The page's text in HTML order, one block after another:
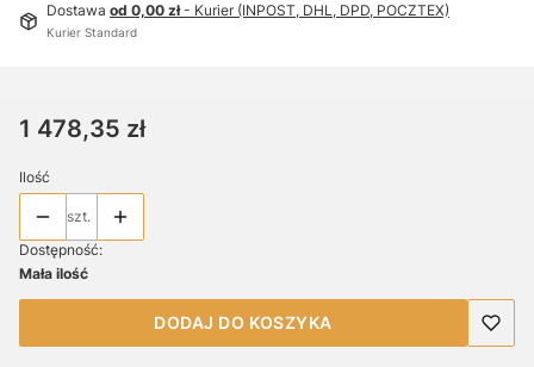
Dostawa od 0,00 zł- Kurier (INPOST, DHL, DPD, POCZTEX)
Kurier Standard
Cena
1 478,35 zł
Ilość
szt.
Dostępność:
Mała ilość
DODAJ DO KOSZYKA